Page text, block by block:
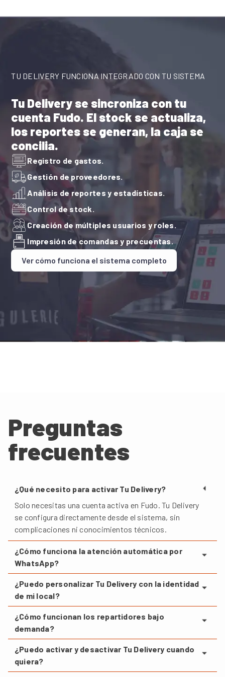
Solicita repartidores externos cuando lo
TU DELIVERY FUNCIONA INTEGRADO CON TU SISTEMA
Tu Delivery se sincroniza con tu
cuenta Fudo. El stock se actualiza,
los reportes se generan, la caja se
concilia.
Registro de gastos.
Gestión de proveedores.
Análisis de reportes y estadísticas.
Control de stock.
Creación de múltiples usuarios y roles.
Impresión de comandas y precuentas.
Ver cómo funciona el sistema completo
Preguntas
frecuentes
¿Qué necesito para activar Tu Delivery?
Solo necesitas una cuenta activa en Fudo. Tu Delivery
se configura directamente desde el sistema, sin
complicaciones ni conocimientos técnicos.
¿Cómo funciona la atención automática por
WhatsApp?
pedidos 24/7 por tu WhatsApp. Los pedidos ingresan
que los gestiones desde un solo lugar.
¿Puedo personalizar Tu Delivery con la identidad
de mi local?
y definir horarios. Tu Delivery llevará tu marca, no la
¿Cómo funcionan los repartidores bajo
demanda?
Uber Direct directamente desde Fudo. Cinco pedidos
o cincuenta, siempre hay capacidad. Pagas solo por
¿Puedo activar y desactivar Tu Delivery cuando
quiera?